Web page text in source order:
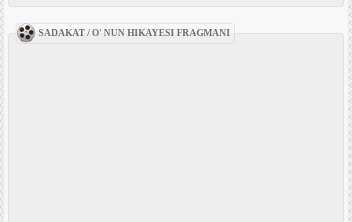
SADAKAT / O' NUN HIKAYESI FRAGMANI